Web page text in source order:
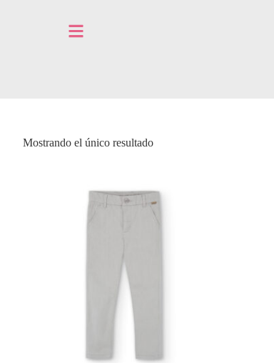
Mostrando el único resultado